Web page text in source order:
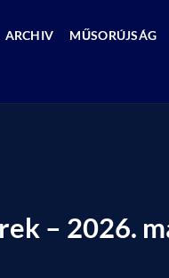
ARCHIV MŰSORÚJSÁG
– 2026.